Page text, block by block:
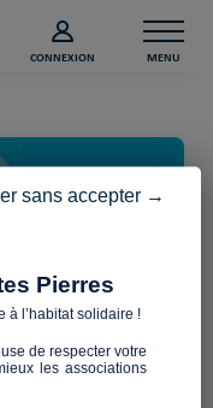
CONNEXION MENU
associations
Pierres
à l’habitat solidaire !
de respecter votre
les associations
sans accepter →